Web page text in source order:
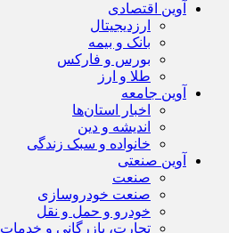
آوین اقتصادی
ارزدیجیتال
بانک و بیمه
بورس و فارکس
طلا و ارز
آوین جامعه
اخبار استان‌ها
اندیشه و دین
خانواده و سبک زندگی
آوین صنعتی
صنعت
صنعت خودروسازی
خودرو و حمل و نقل
تجارت، بازرگانی و خدمات